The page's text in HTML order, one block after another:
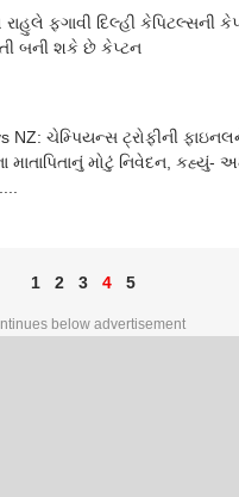
ફગાવી દિલ્હી કેપિટલ્સની
બની શકે છે કેપ્ટન
ફાઇનલને લઈ અક્ષર
માતાપિતાનું મોટું નિવેદન, કહ્યું-
1 2 3 4 5
below advertisement